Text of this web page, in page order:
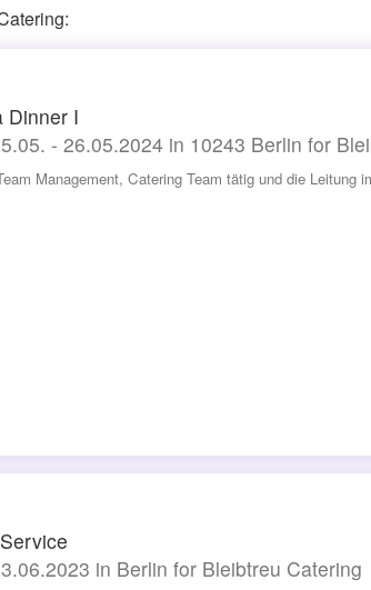
Dinner I
- 26.05.2024 in 10243 Berlin for
Management, Catering Team tätig und die Leitung
in Berlin for Bleibtreu Catering